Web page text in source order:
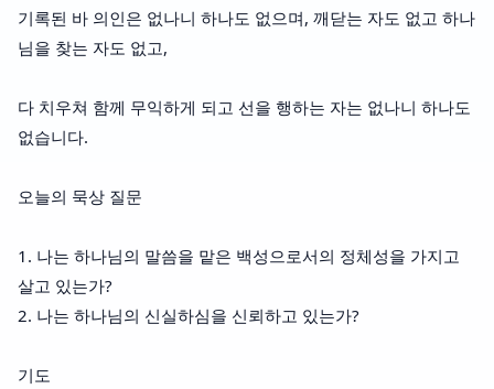
기록된 바 의인은 없나니 하나도 없으며, 깨닫는 자도 없고 하나
님을 찾는 자도 없고,
다 치우쳐 함께 무익하게 되고 선을 행하는 자는 없나니 하나도
없습니다.
오늘의 묵상 질문
1. 나는 하나님의 말씀을 맡은 백성으로서의 정체성을 가지고
살고 있는가?
2. 나는 하나님의 신실하심을 신뢰하고 있는가?
기도